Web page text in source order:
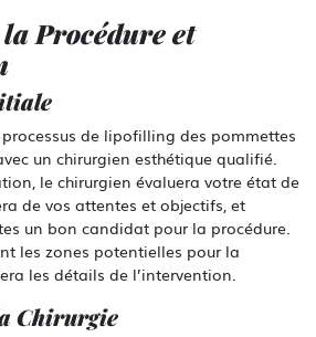
la Procédure et
de lipofilling des pommettes
un chirurgien esthétique qualifié.
le chirurgien évaluera votre état de
de vos attentes et objectifs, et
un bon candidat pour la procédure.
les zones potentielles pour la
les détails de l’intervention.
Chirurgie